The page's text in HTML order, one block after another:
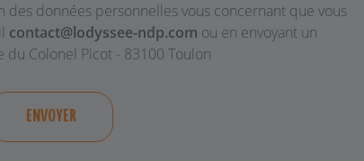
des données personnelles vous concernant que vous
contact@lodyssee-ndp.com ou en envoyant un
du Colonel Picot - 83100 Toulon
ENVOYER